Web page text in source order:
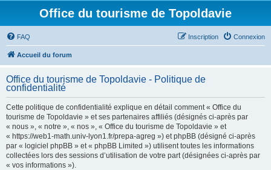
Office du tourisme de Topoldavie
FAQ Connexion
Inscription
Accueil du forum
Office du tourisme de Topoldavie - Politique de
confidentialité
Cette politique de confidentialité explique en détail comment « Office du
tourisme de Topoldavie » et ses partenaires affiliés (désignés ci-après par
« nous », « notre », « nos », « Office du tourisme de Topoldavie » et
« https://web1-math.univ-lyon1.fr/prepa-agreg ») et phpBB (désigné ci-après
par « logiciel phpBB » et « phpBB Limited ») utilisent toutes les informations
collectées lors des sessions d’utilisation de votre part (désignées ci-après par
« vos informations »).